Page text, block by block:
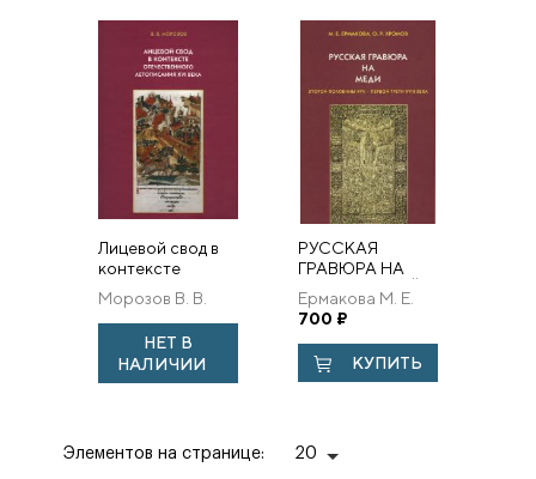
Лицевой свод в
контексте
отечественного
летописания XVI
века
Морозов В. В.
НЕТ В
НАЛИЧИИ
РУССКАЯ
ГРАВЮРА НА
МЕДИ ВТОРОЙ
ПОЛОВИНЫ XVII
— ПЕРВОЙ
ТРЕТИ XVIII ВЕКА
(МОСКВА,
Ермакова М. Е.
700 ₽
КУПИТЬ
Элементов на странице: 20